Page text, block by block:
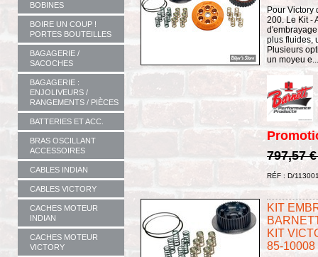
BOBINES
BOIRE UN COUP !
PORTES BOUTEILLES
BAGAGERIE /
SACOCHES
BAGAGERIE :
ENJOLIVEURS /
RANGEMENTS / PIÈCES
BATTERIES ET ACC.
BRAS OSCILLANT
ACCESSOIRES
CABLES INDIAN
CABLES VICTORY
CACHES MOTEUR
INDIAN
CACHES MOTEUR
VICTORY
Pour Victory
200. Le Kit -
plus fluides,
Plusieurs
un moyeu e...
797,57
RÉF : D/
KIT
KIT
85-10008